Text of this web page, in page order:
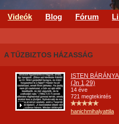
Videók Blog Fórum
A TŰZBIZTOS HÁZASSÁG
ISTEN BÁRÁNYA
(Jn 1,29)
14 éve
721 megtekintés
hanichmihalyattila